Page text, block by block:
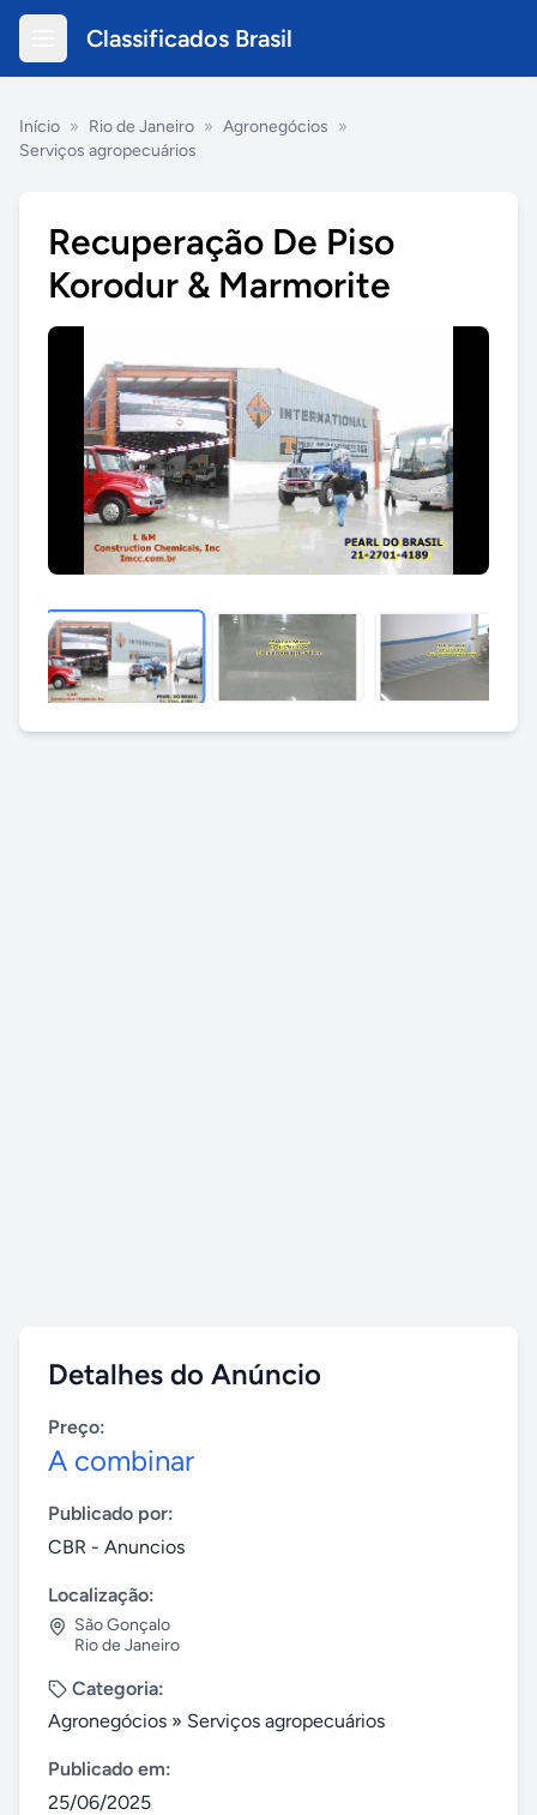
Classificados Brasil
Início » Rio de Janeiro » Agronegócios »
Serviços agropecuários
Recuperação De Piso
Korodur & Marmorite
Detalhes do Anúncio
Preço:
A combinar
Publicado por:
CBR - Anuncios
Localização:
São Gonçalo
Rio de Janeiro
Categoria:
Agronegócios » Serviços agropecuários
Publicado em:
25/06/2025